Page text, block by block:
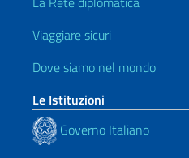
Viaggiare sicuri
Dove siamo nel mondo
Le Istituzioni
Governo Italiano